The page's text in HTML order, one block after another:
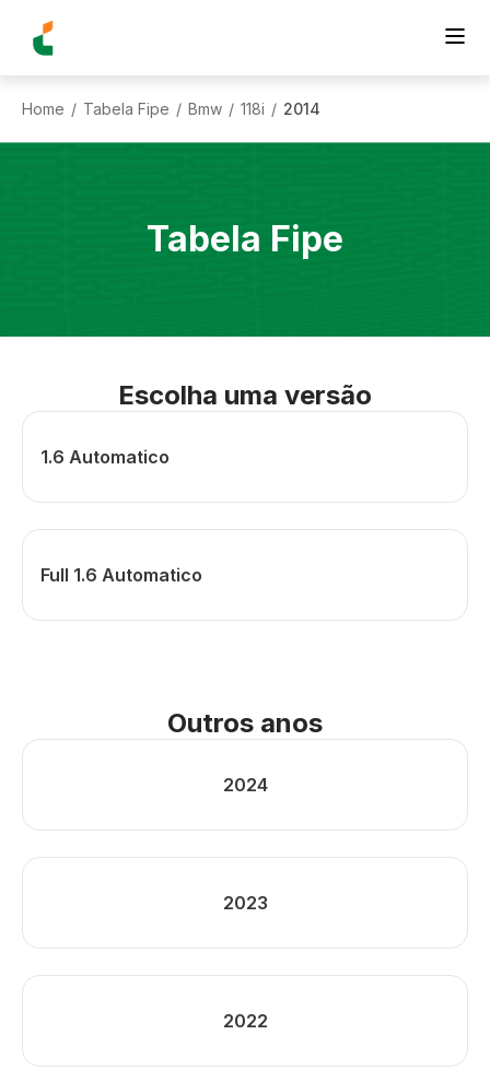
Home / Tabela Fipe / Bmw / 118i / 2014
Tabela Fipe
Escolha uma versão
1.6 Automatico
Full 1.6 Automatico
Outros anos
2024
2023
2022